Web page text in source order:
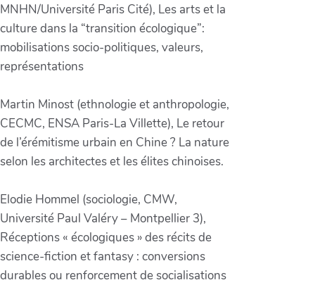
MNHN/Université Paris Cité), Les arts et la
culture dans la “transition écologique”:
mobilisations socio-politiques, valeurs,
représentations
Martin Minost (ethnologie et anthropologie,
CECMC, ENSA Paris-La Villette), Le retour
de l’érémitisme urbain en Chine ? La nature
selon les architectes et les élites chinoises.
Elodie Hommel (sociologie, CMW,
Université Paul Valéry – Montpellier 3),
Réceptions « écologiques » des récits de
science-fiction et fantasy : conversions
durables ou renforcement de socialisations